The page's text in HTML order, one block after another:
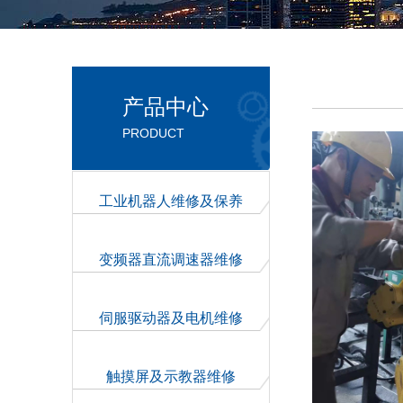
产品中心
PRODUCT
工业机器人维修及保养
变频器直流调速器维修
伺服驱动器及电机维修
触摸屏及示教器维修